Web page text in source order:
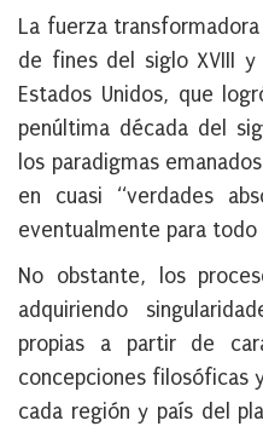
La fuerza
de fines del siglo XVIII
Estados Unidos, que
penúltima década del
los paradigmas
en cuasi “verdades
eventualmente para todo
No obstante, los
adquiriendo
propias a partir de
concepciones filosóficas
cada región y país del